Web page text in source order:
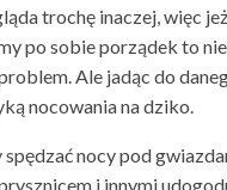
trochę inaczej, więc
po sobie porządek to
Ale jadąc do
nocowania na dziko.
spędzać nocy pod
i innymi